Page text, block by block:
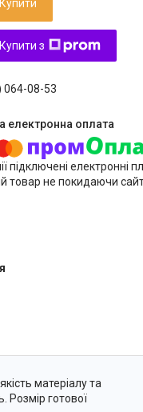
Купити
Купити з
064-08-53
підключені електронні
товар не покидаючи
матеріалу та
Розмір готової